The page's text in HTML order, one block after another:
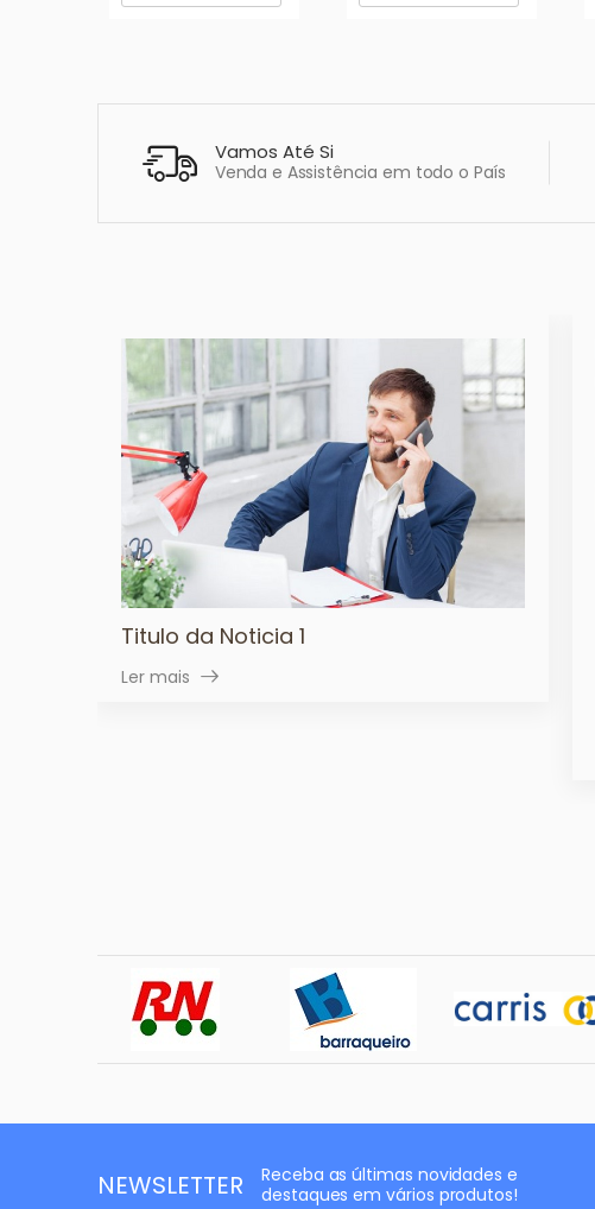
Vamos Até Si
Venda e Assistência em todo o País
Titulo da Noticia 1
Ler mais
NEWSLETTER
Receba as últimas novidades e
destaques em vários produtos!